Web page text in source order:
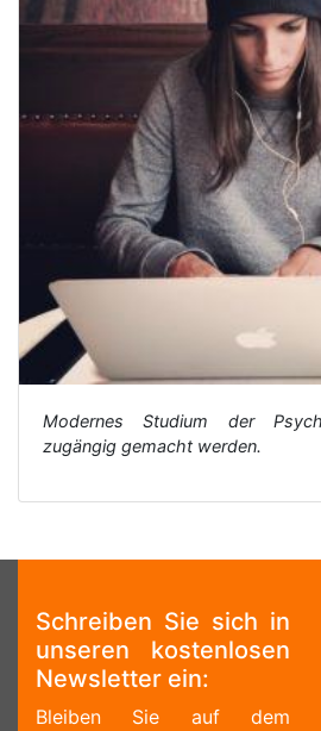
Modernes Studium der
zugängig gemacht werden.
Schreiben Sie sich in
unseren kostenlosen
Newsletter ein:
Bleiben Sie auf dem